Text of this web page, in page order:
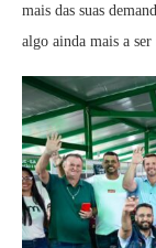
mais das suas
algo ainda mais a